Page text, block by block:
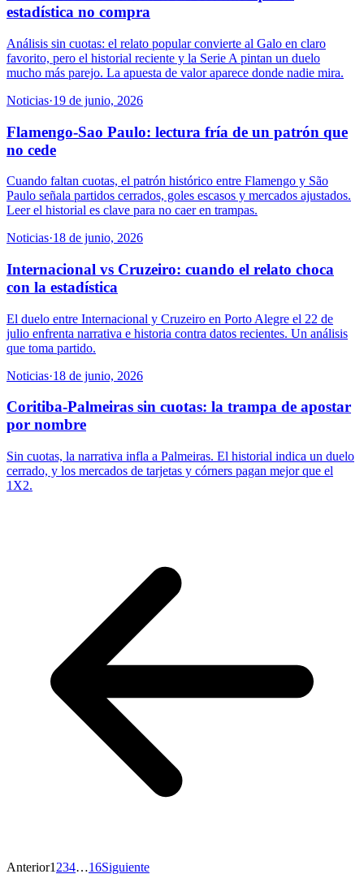
estadística no compra
Análisis sin cuotas: el relato popular convierte al Galo en claro
favorito, pero el historial reciente y la Serie A pintan un duelo
mucho más parejo. La apuesta de valor aparece donde nadie mira.
Noticias·19 de junio, 2026
Flamengo-Sao Paulo: lectura fría de un patrón que
no cede
Cuando faltan cuotas, el patrón histórico entre Flamengo y São
Paulo señala partidos cerrados, goles escasos y mercados ajustados.
Leer el historial es clave para no caer en trampas.
Noticias·18 de junio, 2026
Internacional vs Cruzeiro: cuando el relato choca
con la estadística
El duelo entre Internacional y Cruzeiro en Porto Alegre el 22 de
julio enfrenta narrativa e historia contra datos recientes. Un análisis
que toma partido.
Noticias·18 de junio, 2026
Coritiba-Palmeiras sin cuotas: la trampa de apostar
por nombre
Sin cuotas, la narrativa infla a Palmeiras. El historial indica un duelo
cerrado, y los mercados de tarjetas y córners pagan mejor que el
1X2.
Anterior1 234…16Siguiente